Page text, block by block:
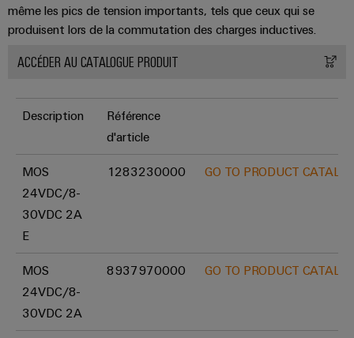
même les pics de tension importants, tels que ceux qui se
produisent lors de la commutation des charges inductives.
ACCÉDER AU CATALOGUE PRODUIT
Description
Référence
d'article
MOS
24VDC/8-
30VDC 2A
E
1283230000 GO TO PRODUCT
MOS
24VDC/8-
30VDC 2A
8937970000 GO TO PRODUCT